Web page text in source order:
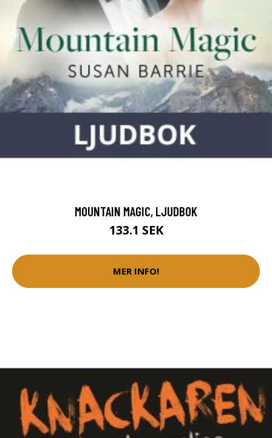
MOUNTAIN MAGIC, LJUDBOK
133.1 SEK
MER INFO!